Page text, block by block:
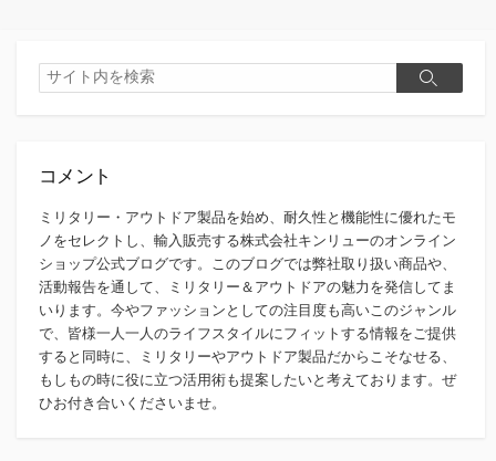
検
索
検
コメント
ミリタリー・アウトドア製品を始め、耐久性と機能性に優れたモ
ノをセレクトし、輸入販売する株式会社キンリューのオンライン
ショップ公式ブログです。このブログでは弊社取り扱い商品や、
活動報告を通して、ミリタリー＆アウトドアの魅力を発信してま
いります。今やファッションとしての注目度も高いこのジャンル
で、皆様一人一人のライフスタイルにフィットする情報をご提供
すると同時に、ミリタリーやアウトドア製品だからこそなせる、
もしもの時に役に立つ活用術も提案したいと考えております。ぜ
ひお付き合いくださいませ。